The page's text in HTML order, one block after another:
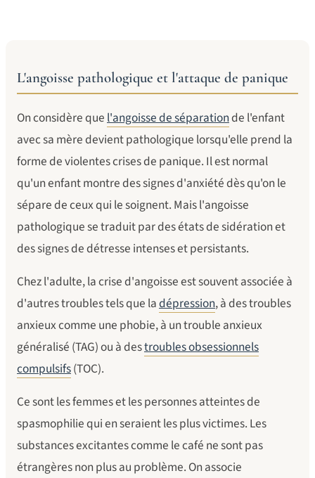
L'angoisse pathologique et l'attaque de panique
On considère quel'angoisse de séparationde l'enfant
avec sa mère devient pathologique lorsqu'elle prend la
forme de violentes crises de panique. Il est normal
qu'un enfant montre des signes d'anxiété dès qu'on le
sépare de ceux qui le soignent. Mais l'angoisse
pathologique se traduit par des états de sidération et
des signes de détresse intenses et persistants.
Chez l'adulte, la crise d'angoisse est souvent associée à
d'autres troubles tels que ladépression, à des troubles
anxieux comme une phobie, à un trouble anxieux
généralisé (TAG) ou à destroubles obsessionnels
compulsifs(TOC).
Ce sont les femmes et les personnes atteintes de
spasmophilie qui en seraient les plus victimes. Les
substances excitantes comme le café ne sont pas
étrangères non plus au problème. On associe